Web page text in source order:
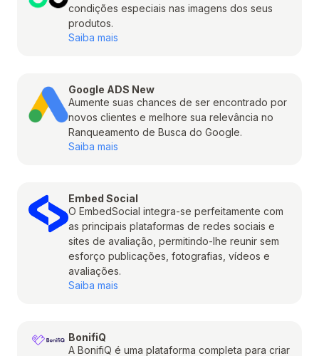
condições especiais nas imagens dos seus
produtos.
Saiba mais
Google ADS New
Aumente suas chances de ser encontrado por
novos clientes e melhore sua relevância no
Ranqueamento de Busca do Google.
Saiba mais
Embed Social
O EmbedSocial integra-se perfeitamente com
as principais plataformas de redes sociais e
sites de avaliação, permitindo-lhe reunir sem
esforço publicações, fotografias, vídeos e
avaliações.
Saiba mais
BonifiQ
A BonifiQ é uma plataforma completa para criar